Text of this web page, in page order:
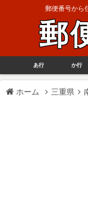
郵便番号から
郵
あ行 か行
ホーム 三重県